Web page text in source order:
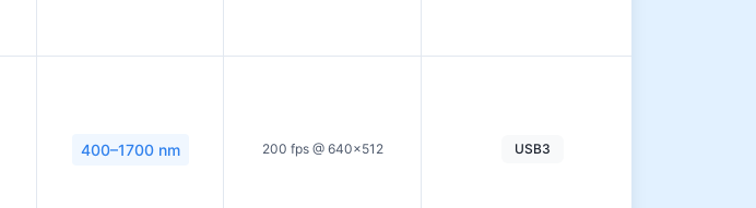
400–1700 nm 200 fps @ 640×512 USB3